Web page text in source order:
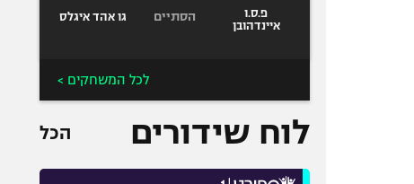
פ.ס.ו
איינדהובן
הסתיים גו אהד איגלס
לכל המשחקים >
לוח שידורים הכל